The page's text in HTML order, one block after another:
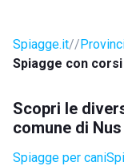
Spiagge.it
Spiagge con
Scopri le
comune di Nus
Spiagge per cani